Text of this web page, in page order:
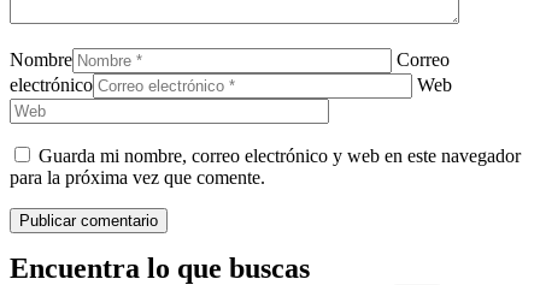
Nombre
Correo
electrónico
Web
Guarda mi nombre, correo electrónico y web en este navegador
para la próxima vez que comente.
Encuentra lo que buscas